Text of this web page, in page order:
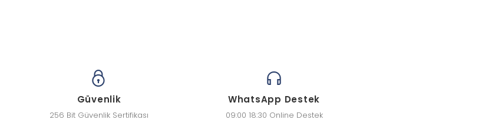
Güvenlik
256 Bit Güvenlik Sertifikası
WhatsApp Destek
09:00 18:30 Online Destek